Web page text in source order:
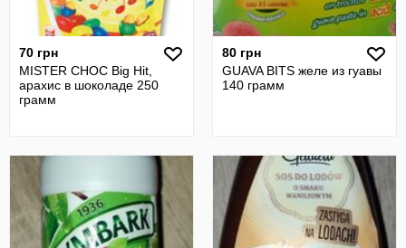
70 грн
MISTER CHOC Big Hit,
арахис в шоколаде 250
грамм
80 грн
GUAVA BITS желе из гуавы
140 грамм